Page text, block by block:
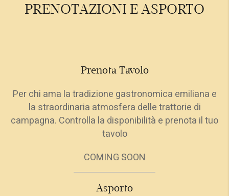
PRENOTAZIONI E ASPORTO
Prenota Tavolo
Per chi ama la tradizione gastronomica emiliana e
la straordinaria atmosfera delle trattorie di
campagna. Controlla la disponibilità e prenota il tuo
tavolo
COMING SOON
Asporto